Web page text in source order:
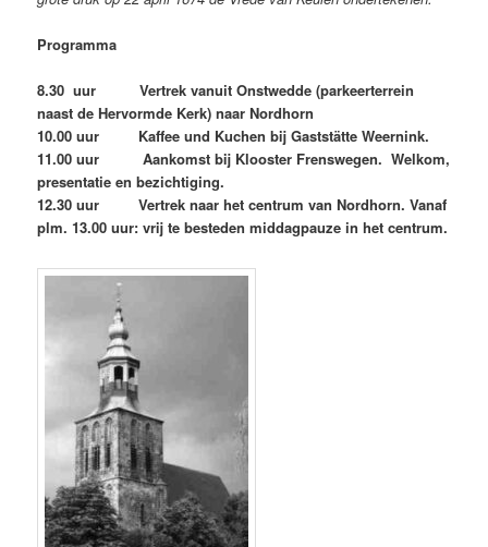
Programma
8.30 uur Vertrek vanuit Onstwedde (parkeerterrein
naast de Hervormde Kerk) naar Nordhorn
10.00 uur Kaffee und Kuchen bij Gaststätte Weernink.
11.00 uur Aankomst bij Klooster Frenswegen. Welkom,
presentatie en bezichtiging.
12.30 uur Vertrek naar het centrum van Nordhorn. Vanaf
plm. 13.00 uur: vrij te besteden middagpauze in het centrum.